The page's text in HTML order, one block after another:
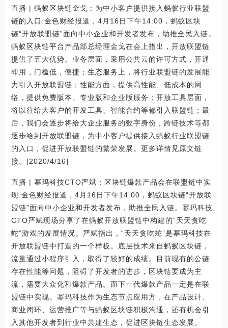
直播 | 蚂蚁区块链金戈：为中小客户提供接入蚂蚁行业联盟
链的入口:金色财经报道，4月16日下午14:00，蚂蚁区块
链“开放联盟链”面向中小企业和开发者发布，助推全民入链。
蚂蚁区块链平台产品部总经理金戈在会上指出，开放联盟链
提供了五大优势。业务层面，采用公共云的许可方式，开通
即用，门槛低，便捷；生态服务上，将行业联盟链的发展能
力引入开放联盟链；性能方面，提供高性能、低成本的网
络，提供免费版本、专业版和企业版服务；开放工具层面，
将以往给大客户的开发工具、智能合约等都引入联盟链；最
后，我们会逐步将给大企业服务的数字身份，跨链技术等都
逐步给到开放联盟链，为中小客户提供接入蚂蚁行业联盟链
的入口，促进开放联盟链的繁荣发展。更多详情见原文链
接。[2020/4/16]
直播 | 幂玛科技CTO严斌：区块链爆款产品会在联盟链中实
现:金色财经报道，4月16日下午14:00，蚂蚁区块链“开放联
盟链”面向中小企业和开发者发布，助推全民入链。幂玛科技
CTO严斌现场分享了在蚂蚁开放联盟链中构建的“天天贪吃
蛇”游戏的发展情况。严斌指出，“天天贪吃蛇”是幂玛科技在
开放联盟链中打造的一个样板。底层技术来自蚂蚁区块链，
流量通过小程序引入，取得了较好的成绩。目前现有的公链
存在性能等问题，阻碍了开发者的进步，区块链要成为主
流，需要大众化和爆款产品。而下一代爆款产品一定是在联
盟链中实现。幂玛科技作为生态节点应用方，在产品设计、
商业闭环、运营推广等与蚂蚁区块链积极沟通，还有机会引
入其他开发者到行业中共建生态，促进区块链生态发展。